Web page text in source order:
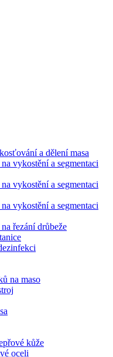
a dělení masa
vykostění a segmentaci
vykostění a segmentaci
vykostění a segmentaci
řezání drůbeže
na maso
kůže
oceli